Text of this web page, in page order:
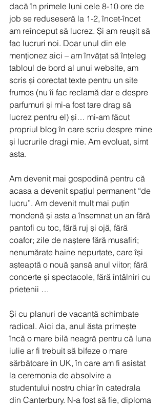
dacă în primele luni cele 8-10 ore de
job se reduseseră la 1-2, încet-încet
am reînceput să lucrez. Și am reușit să
fac lucruri noi. Doar unul din ele
menționez aici – am învățat să înțeleg
tabloul de bord al unui website, am
scris și corectat texte pentru un site
frumos (nu îi fac reclamă dar e despre
parfumuri și mi-a fost tare drag să
lucrez pentru el) și… mi-am făcut
propriul blog în care scriu despre mine
și lucrurile dragi mie. Am evoluat, simt
asta.
Am devenit mai gospodină pentru că
acasa a devenit spațiul permanent “de
lucru”. Am devenit mult mai puțin
mondenă și asta a însemnat un an fără
pantofi cu toc, fără ruj și ojă, fără
coafor; zile de naștere fără musafiri;
nenumărate haine nepurtate, care își
așteaptă o nouă șansă anul viitor; fără
concerte și spectacole, fără întâlniri cu
prietenii …
Și cu planuri de vacanță schimbate
radical. Aici da, anul ăsta primește
încă o mare bilă neagră pentru că luna
iulie ar fi trebuit să bifeze o mare
sărbătoare în UK, în care am fi asistat
la ceremonia de absolvire a
studentului nostru chiar în catedrala
din Canterbury. N-a fost să fie, diploma